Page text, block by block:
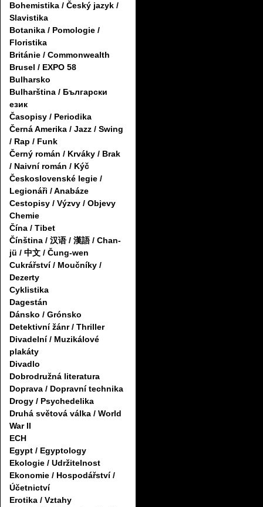
Bohemistika / Český jazyk /
Slavistika
Botanika / Pomologie /
Floristika
Británie / Commonwealth
Brusel / EXPO 58
Bulharsko
Bulharština / Български
език
Časopisy / Periodika
Černá Amerika / Jazz / Swing
/ Rap / Funk
Černý román / Krváky / Brak
/ Naivní román / Kýč
Československé legie /
Legionáři / Anabáze
Cestopisy / Výzvy / Objevy
Chemie
Čína / Tibet
Čínština / 汉语 / 漢語 / Chan-
jü / 中文 / Čung-wen
Cukrářství / Moučníky /
Dezerty
Cyklistika
Dagestán
Dánsko / Grónsko
Detektivní žánr / Thriller
Divadelní / Muzikálové
plakáty
Divadlo
Dobrodružná literatura
Doprava / Dopravní technika
Drogy / Psychedelika
Druhá světová válka / World
War II
ECH
Egypt / Egyptology
Ekologie / Udržitelnost
Ekonomie / Hospodářství /
Účetnictví
Erotika / Vztahy